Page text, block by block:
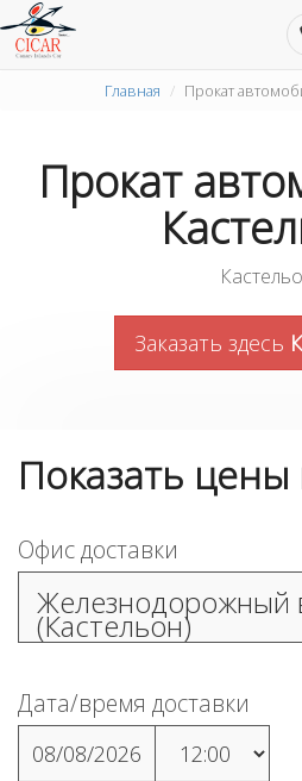
Главная Прокат
Прокат
Заказать здесь
Показать
Офис доставки
Железнодорожный
(Кастельон)
Дата/время доставки
08/08/2026